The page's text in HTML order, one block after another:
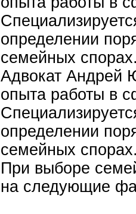
определении
семейных
Адвокат Андрей
опыта работы в
определении
семейных
При выборе
на следующие